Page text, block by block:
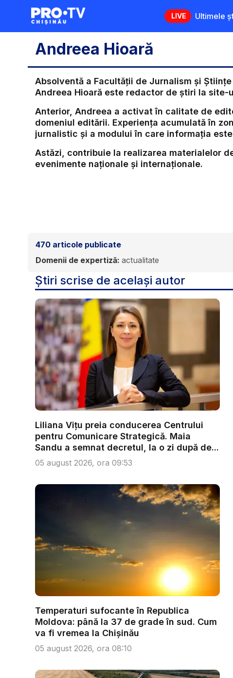
LIVE Ultimele
Andreea Hioară
Absolventă a Facultății de Jurnalism și
Andreea Hioară este redactor de știri la site-
Anterior, Andreea a activat în calitate de
domeniul editării. Experiența acumulată în
jurnalistic și a modului în care informația
Astăzi, contribuie la realizarea materialelor
evenimente naționale și internaționale.
470 articole publicate
Domenii de expertiză: actualitate
Știri scrise de același autor
Liliana Vițu preia conducerea Centrului
pentru Comunicare Strategică. Maia
Sandu a semnat decretul, la o zi după de...
05 august 2026, ora 09:53
Temperaturi sufocante în Republica
Moldova: până la 37 de grade în sud. Cum
va fi vremea la Chișinău
05 august 2026, ora 08:10